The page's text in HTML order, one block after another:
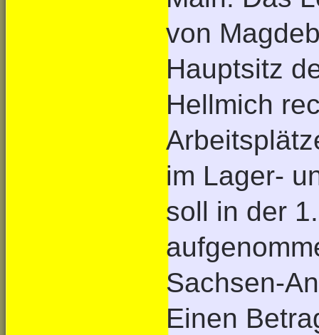
von
Hauptsitz
Hellmich
im Lager-
soll in der
Sachsen-
Einen